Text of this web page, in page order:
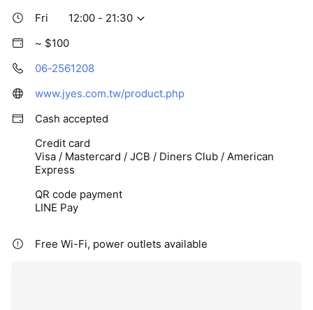
Fri
12:00 - 21:30
~ $100
06-2561208
www.jyes.com.tw/product.php
Cash accepted
Credit card
Visa / Mastercard / JCB / Diners Club / American
Express
QR code payment
LINE Pay
Free Wi-Fi, power outlets available